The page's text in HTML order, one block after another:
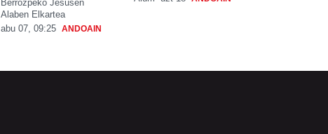
Berrozpeko Jesusen
Alaben Elkartea
abu 07, 09:25 ANDOAIN